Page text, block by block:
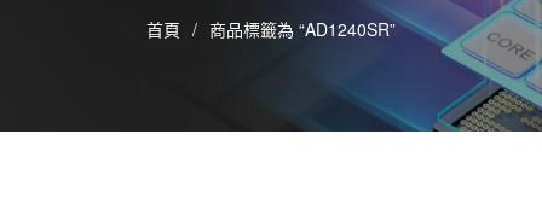
首頁 / 商品標籤為 “AD1240SR”